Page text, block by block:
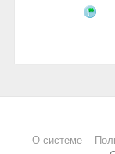
О системе